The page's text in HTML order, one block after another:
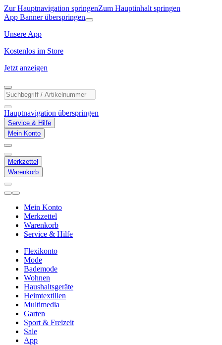
Zur Hauptnavigation springenZum Hauptinhalt springen
App Banner überspringen
Unsere App
Kostenlos im Store
Jetzt anzeigen
Hauptnavigation überspringen
Service & Hilfe
Mein Konto
Merkzettel
Warenkorb
Mein Konto
Merkzettel
Warenkorb
Service & Hilfe
Flexikonto
Mode
Bademode
Wohnen
Haushaltsgeräte
Heimtextilien
Multimedia
Garten
Sport & Freizeit
Sale
App